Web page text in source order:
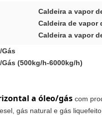
Caldeira a vapor
Caldeira de vapor
Caldeira a vapor
(500kg/h-6000kg/h)
a óleo/gás com
gás natural e gás